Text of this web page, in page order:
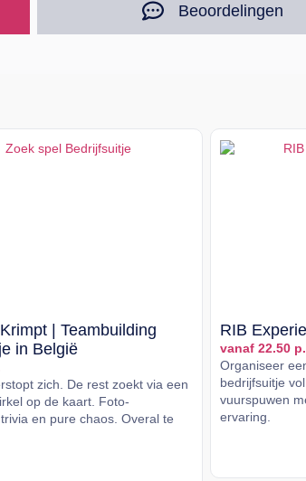
Beoordelingen
| Teambuilding
in België
zich. De rest zoekt via een
op de kaart. Foto-
en pure chaos. Overal te
RIB
vanaf 22.50
Organiseer
bedrijfsuitje
vuurspuwen
ervaring.